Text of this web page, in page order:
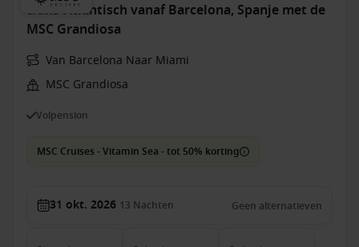
trans-Atlantisch vanaf Barcelona, Spanje met de
MSC Grandiosa
Van Barcelona Naar Miami
MSC Grandiosa
Volpension
MSC Cruises - Vitamin Sea - tot 50% korting
31 okt. 2026 13 Nachten Geen alternatieven